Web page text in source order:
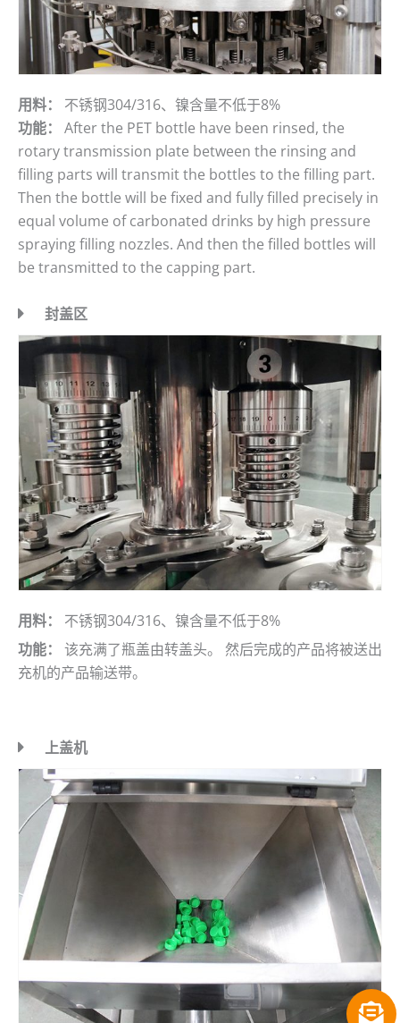
用料：
不锈钢304/316、镍含量不低于8%
功能：
After the PET bottle have been rinsed, the
rotary transmission plate between the rinsing and
filling parts will transmit the bottles to the filling part.
Then the bottle will be fixed and fully filled precisely in
equal volume of carbonated drinks by high pressure
spraying filling nozzles. And then the filled bottles will
be transmitted to the capping part.
封盖区
用料： 不锈钢304/316、镍含量不低于8%
功能： 该充满了瓶盖由转盖头。 然后完成的产品将被送出
充机的产品输送带。
上盖机